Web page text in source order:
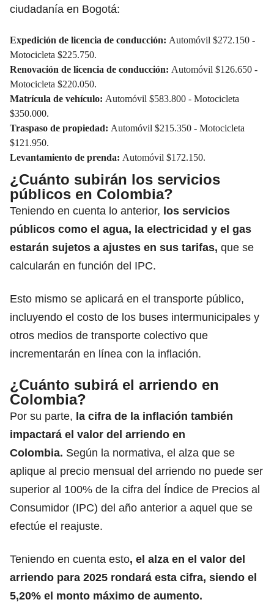
ciudadanía en Bogotá:
Expedición de licencia de conducción: Automóvil $272.150 -
Motocicleta $225.750.
Renovación de licencia de conducción: Automóvil $126.650 -
Motocicleta $220.050.
Matrícula de vehículo: Automóvil $583.800 - Motocicleta
$350.000.
Traspaso de propiedad: Automóvil $215.350 - Motocicleta
$121.950.
Levantamiento de prenda: Automóvil $172.150.
¿Cuánto subirán los servicios
públicos en Colombia?
Teniendo en cuenta lo anterior, los servicios
públicos como el agua, la electricidad y el gas
estarán sujetos a ajustes en sus tarifas, que se
calcularán en función del IPC.
Esto mismo se aplicará en el transporte público,
incluyendo el costo de los buses intermunicipales y
otros medios de transporte colectivo que
incrementarán en línea con la inflación.
¿Cuánto subirá el arriendo en
Colombia?
Por su parte, la cifra de la inflación también
impactará el valor del arriendo en
Colombia. Según la normativa, el alza que se
aplique al precio mensual del arriendo no puede ser
superior al 100% de la cifra del Índice de Precios al
Consumidor (IPC) del año anterior a aquel que se
efectúe el reajuste.
Teniendo en cuenta esto, el alza en el valor del
arriendo para 2025 rondará esta cifra, siendo el
5,20% el monto máximo de aumento.